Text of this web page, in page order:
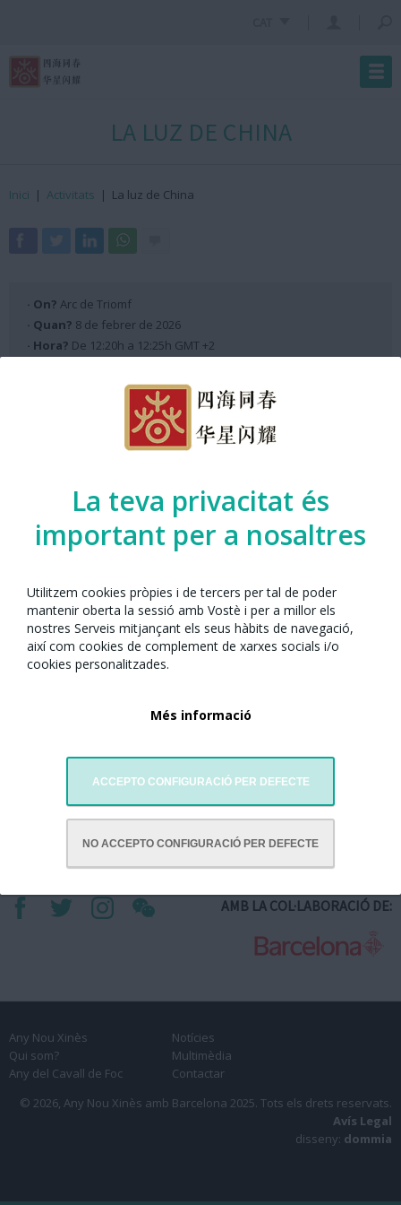
La teva privacitat és
important per a nosaltres
Utilitzem cookies pròpies i de tercers per tal de poder
mantenir oberta la sessió amb Vostè i per a millor els
nostres Serveis mitjançant els seus hàbits de navegació,
així com cookies de complement de xarxes socials i/o
cookies personalitzades.
Més informació
ACCEPTO CONFIGURACIÓ PER DEFECTE
NO ACCEPTO CONFIGURACIÓ PER DEFECTE
LA LUZ DE CHINA
Inici | Activitats | La luz de China
· On? Arc de Triomf
· Quan? 8 de febrer de 2026
· Hora? De 12:20h a 12:25h GMT +2
Programació Escenari ANX 2026
Organitzat per l’Any Nou Xinès amb Barcelona
Comentaris
AMB LA COL·LABORACIÓ DE:
Any Nou Xinès
Qui som?
Any del Cavall de Foc
Notícies
Multimèdia
Contactar
© 2026, Any Nou Xinès amb Barcelona 2025. Tots els drets reservats.
Avís Legal
disseny: dommia